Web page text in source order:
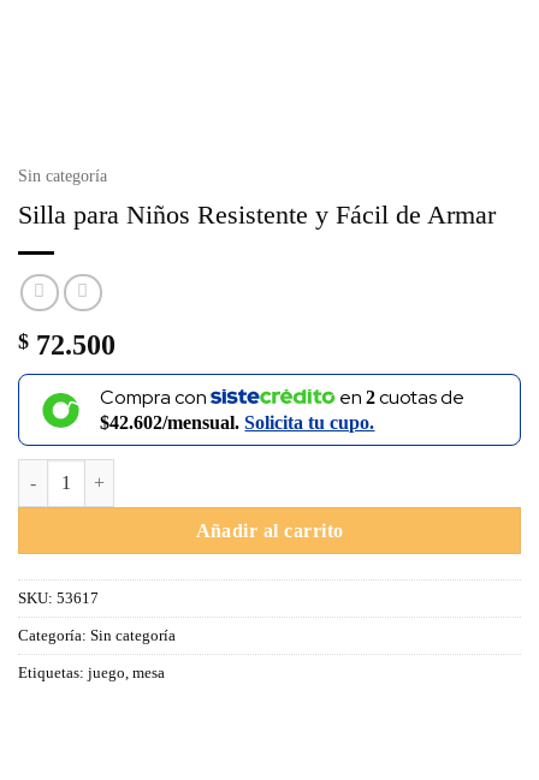
Sin categoría
Silla para Niños Resistente y Fácil de Armar
$ 72.500
Compra con en2cuotas de
$42.602/mensual.Solicita tu cupo.
Añadir al carrito
SKU: 53617
Categoría: Sin categoría
Etiquetas: juego mesa